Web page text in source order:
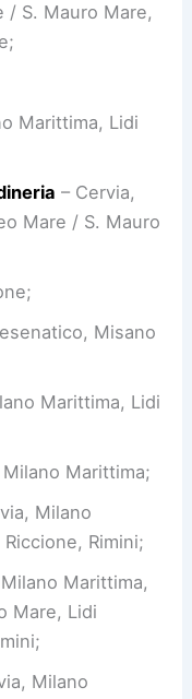
/ S. Mauro Mare,
Marittima, Lidi
– Cervia,
Mare / S. Mauro
Misano
Marittima, Lidi
Marittima;
Milano
Rimini;
Marittima,
Mare, Lidi
Milano